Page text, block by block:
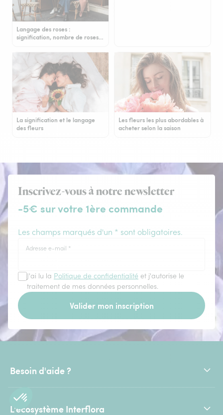
Langage des roses :
signification, nombre de roses…
La signification et le langage
des fleurs
Les fleurs les plus abordables à
acheter selon la saison
Inscrivez-vous à notre newsletter
-5€ sur votre 1ère commande
Les champs marqués d'un * sont obligatoires.
Adresse e-mail *
J'ai lu la Politique de confidentialité et j'autorise le
traitement de mes données personnelles.
Valider mon inscription
Besoin d'aide ?
L'écosystème Interflora